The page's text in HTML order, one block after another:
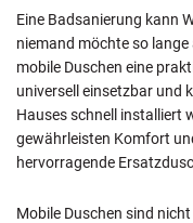
Eine Badsanierung kann
niemand möchte so
mobile Duschen eine
universell einsetzbar und
Hauses schnell installiert
gewährleisten Komfort
hervorragende
Mobile Duschen sind